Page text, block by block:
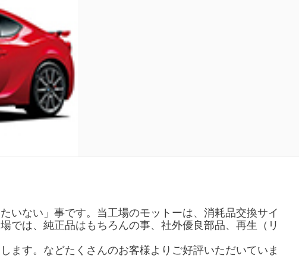
いない」事です。当工場のモットーは、消耗品交換サイ
では、純正品はもちろんの事、社外優良部品、再生（リ
ます。などたくさんのお客様よりご好評いただいていま